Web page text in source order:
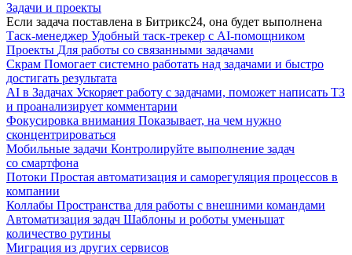
Задачи и проекты
Если задача поставлена в Битрикс24, она будет выполнена
Таск-менеджер Удобный таск-трекер с AI-помощником
Проекты Для работы со связанными задачами
Скрам Помогает системно работать над задачами и быстро
достигать результата
AI в Задачах Ускоряет работу с задачами, поможет написать ТЗ
и проанализирует комментарии
Фокусировка внимания Показывает, на чем нужно
сконцентрироваться
Мобильные задачи Контролируйте выполнение задач
со смартфона
Потоки Простая автоматизация и саморегуляция процессов в
компании
Коллабы Пространства для работы с внешними командами
Автоматизация задач Шаблоны и роботы уменьшат
количество рутины
Миграция из других сервисов